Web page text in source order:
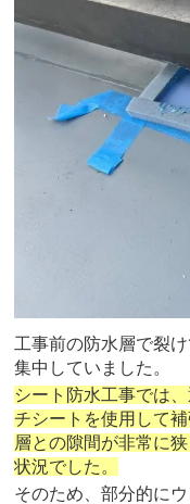
工事前の防水層で裂
集中していました。
シート防水工事では
チシートを使用して
層との隙間が非常に
状況でした。
そのため、部分的に